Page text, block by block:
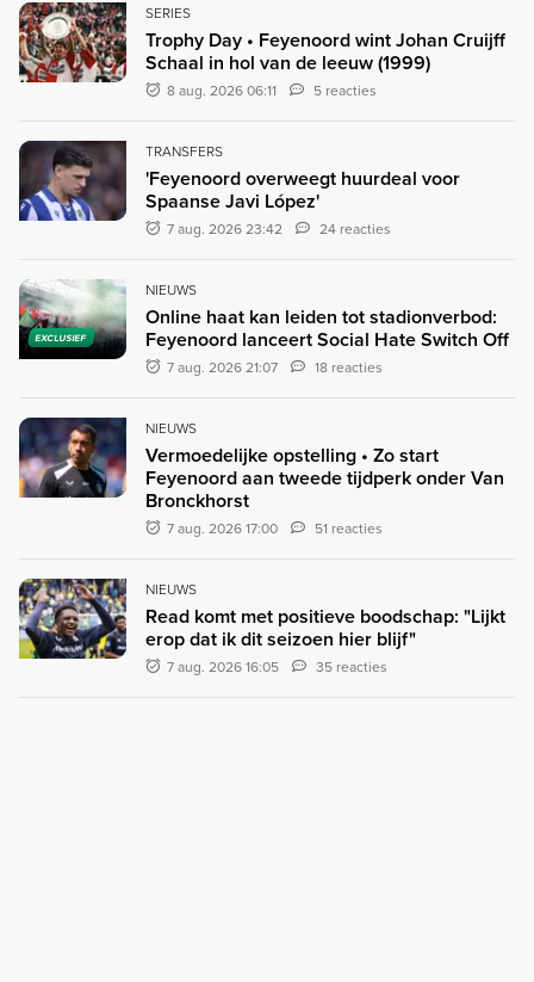
SERIES
Trophy Day • Feyenoord wint Johan Cruijff
Schaal in hol van de leeuw (1999)
8 aug. 2026 06:11 5 reacties
TRANSFERS
'Feyenoord overweegt huurdeal voor
Spaanse Javi López'
7 aug. 2026 23:42 24 reacties
EXCLUSIEF
NIEUWS
Online haat kan leiden tot stadionverbod:
Feyenoord lanceert Social Hate Switch Off
7 aug. 2026 21:07 18 reacties
NIEUWS
Vermoedelijke opstelling • Zo start
Feyenoord aan tweede tijdperk onder Van
Bronckhorst
7 aug. 2026 17:00 51 reacties
NIEUWS
Read komt met positieve boodschap: "Lijkt
erop dat ik dit seizoen hier blijf"
7 aug. 2026 16:05 35 reacties